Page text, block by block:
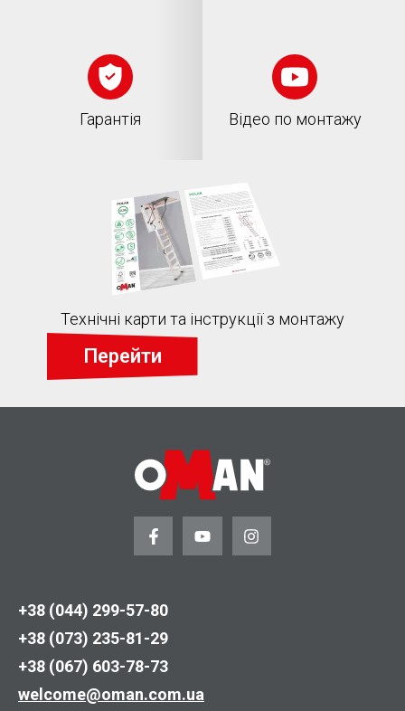
Гарантія Відео по монтажу
Технічні карти та інструкції з монтажу
Перейти
+38 (044) 299-57-80
+38 (073) 235-81-29
+38 (067) 603-78-73
welcome@oman.com.ua